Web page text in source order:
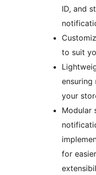
ID, and
to suit
ensuring
your
Modular
for